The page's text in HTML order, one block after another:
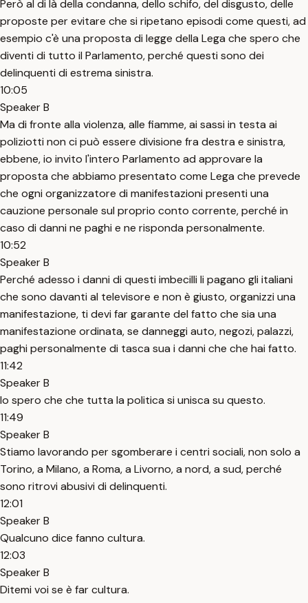
Però al di là della condanna, dello schifo, del disgusto, delle
proposte per evitare che si ripetano episodi come questi, ad
esempio c'è una proposta di legge della Lega che spero che
diventi di tutto il Parlamento, perché questi sono dei
delinquenti di estrema sinistra.
10:05
Speaker B
Ma di fronte alla violenza, alle fiamme, ai sassi in testa ai
poliziotti non ci può essere divisione fra destra e sinistra,
ebbene, io invito l'intero Parlamento ad approvare la
proposta che abbiamo presentato come Lega che prevede
che ogni organizzatore di manifestazioni presenti una
cauzione personale sul proprio conto corrente, perché in
caso di danni ne paghi e ne risponda personalmente.
10:52
Speaker B
Perché adesso i danni di questi imbecilli li pagano gli italiani
che sono davanti al televisore e non è giusto, organizzi una
manifestazione, ti devi far garante del fatto che sia una
manifestazione ordinata, se danneggi auto, negozi, palazzi,
paghi personalmente di tasca sua i danni che che hai fatto.
11:42
Speaker B
Io spero che che tutta la politica si unisca su questo.
11:49
Speaker B
Stiamo lavorando per sgomberare i centri sociali, non solo a
Torino, a Milano, a Roma, a Livorno, a nord, a sud, perché
sono ritrovi abusivi di delinquenti.
12:01
Speaker B
Qualcuno dice fanno cultura.
12:03
Speaker B
Ditemi voi se è far cultura.